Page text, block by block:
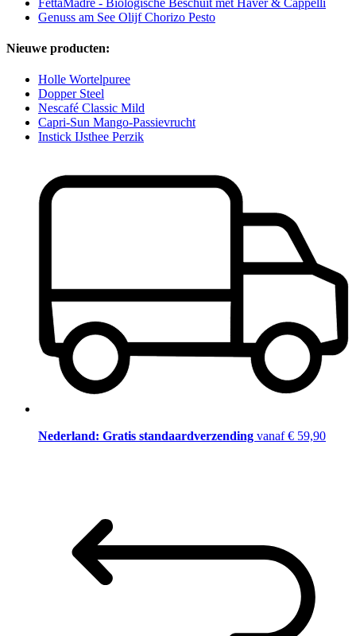
Genuss am See Olijf Chorizo ​​Pesto
Nieuwe producten:
Holle Wortelpuree
Dopper Steel
Nescafé Classic Mild
Capri-Sun Mango-Passievrucht
Instick IJsthee Perzik
Nederland: Gratis standaardverzending vanaf € 59,90